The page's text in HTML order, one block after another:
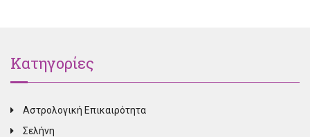
Κατηγορίες
Αστρολογική Επικαιρότητα
Σελήνη